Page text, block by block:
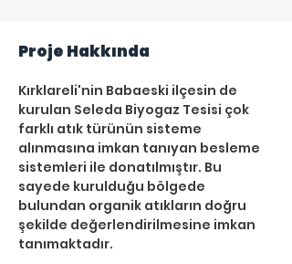
Proje Hakkında
Kırklareli'nin Babaeski ilçesin de
kurulan Seleda Biyogaz Tesisi çok
farklı atık türünün sisteme
alınmasına imkan tanıyan besleme
sistemleri ile donatılmıştır. Bu
sayede kurulduğu bölgede
bulundan organik atıkların doğru
şekilde değerlendirilmesine imkan
tanımaktadır.